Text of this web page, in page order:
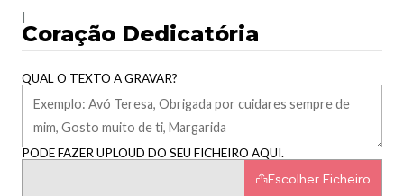
Coração Dedicatória
QUAL O TEXTO A GRAVAR?
PODE FAZER UPLOUD DO SEU FICHEIRO AQUI.
Escolher Ficheiro